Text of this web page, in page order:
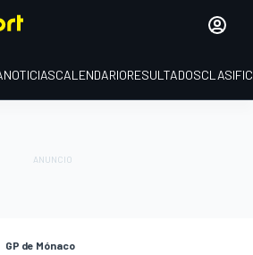
NOTICIASCALENDARIORESULTADOS
GP de Mónaco